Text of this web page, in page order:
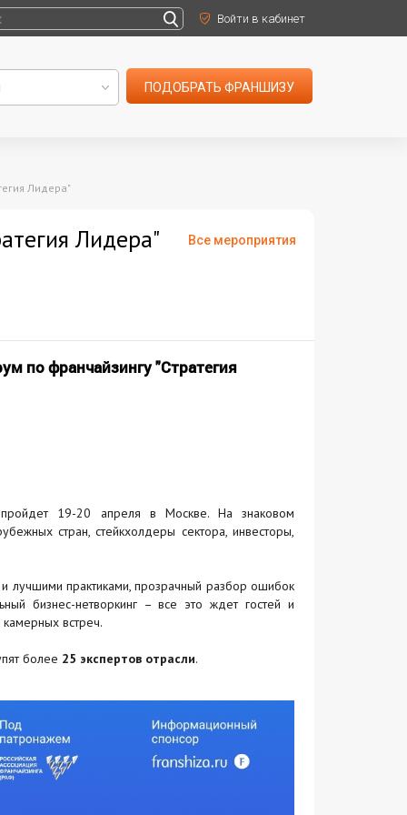
Войти в кабинет
ПОДОБРАТЬ ФРАНШИЗУ
Лидера"
Все мероприятия
Лидера"
по франчайзингу "Стратегия
19-20 апреля в Москве. На знаковом
стран, стейкхолдеры сектора, инвесторы,
лучшими практиками, прозрачный разбор ошибок
бизнес-нетворкинг – все это ждет гостей и
встреч.
более 25 экспертов отрасли.